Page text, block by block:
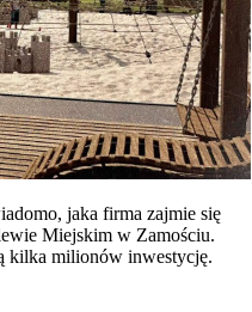
jaka firma zajmie się
Miejskim w Zamościu.
kilka milionów inwestycję.